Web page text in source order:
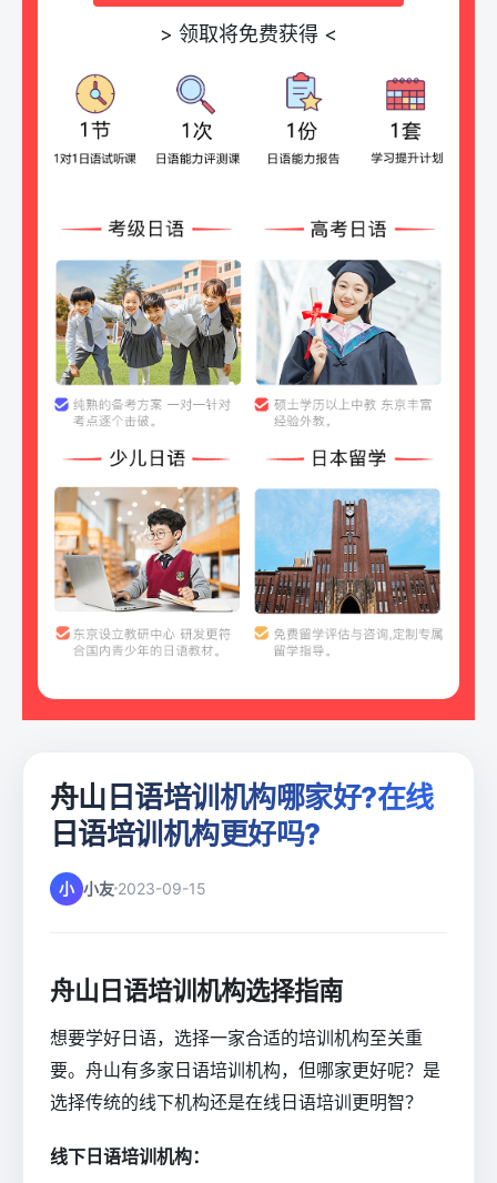
> 领取将免费获得 <
舟山日语培训机构哪家好?在线
日语培训机构更好吗?
小 小友 2023-09-15
舟山日语培训机构选择指南
想要学好日语，选择一家合适的培训机构至关重
要。舟山有多家日语培训机构，但哪家更好呢？是
选择传统的线下机构还是在线日语培训更明智？
线下日语培训机构：